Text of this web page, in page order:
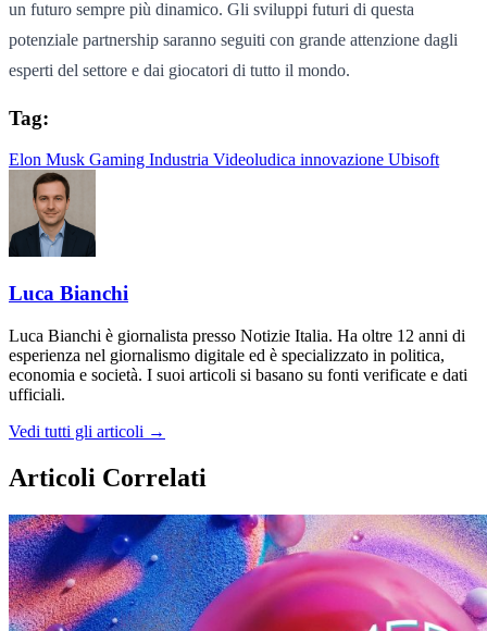
un futuro sempre più dinamico. Gli sviluppi futuri di questa
potenziale partnership saranno seguiti con grande attenzione dagli
esperti del settore e dai giocatori di tutto il mondo.
Tag:
Elon Musk Gaming Industria Videoludica innovazione Ubisoft
Luca Bianchi
Luca Bianchi è giornalista presso Notizie Italia. Ha oltre 12 anni di
esperienza nel giornalismo digitale ed è specializzato in politica,
economia e società. I suoi articoli si basano su fonti verificate e dati
ufficiali.
Vedi tutti gli articoli →
Articoli Correlati